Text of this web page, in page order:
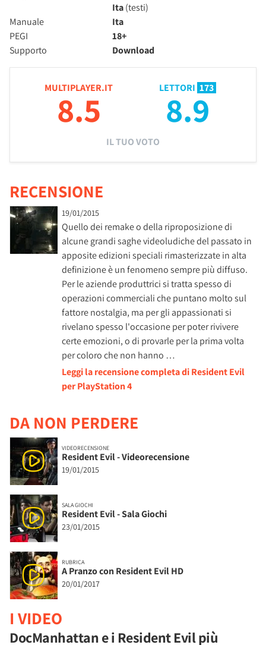
Ita(testi)
Manuale
Ita
PEGI
18+
Supporto
Download
MULTIPLAYER.IT
8.5
LETTORI 173
8.9
IL TUO VOTO
RECENSIONE
19/01/2015
Quello dei remake o della riproposizione di
alcune grandi saghe videoludiche del passato in
apposite edizioni speciali rimasterizzate in alta
definizione è un fenomeno sempre più diffuso.
Per le aziende produttrici si tratta spesso di
operazioni commerciali che puntano molto sul
fattore nostalgia, ma per gli appassionati si
rivelano spesso l'occasione per poter rivivere
certe emozioni, o di provarle per la prima volta
per coloro che non hanno …
Leggi la recensione completa di Resident Evil
per PlayStation 4
DA NON PERDERE
VIDEORECENSIONE
Resident Evil - Videorecensione
19/01/2015
SALA GIOCHI
Resident Evil - Sala Giochi
23/01/2015
RUBRICA
A Pranzo con Resident Evil HD
20/01/2017
I VIDEO
DocManhattan e i Resident Evil più